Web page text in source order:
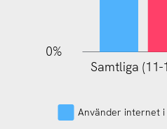
0%
Samtliga (11-
Använder internet